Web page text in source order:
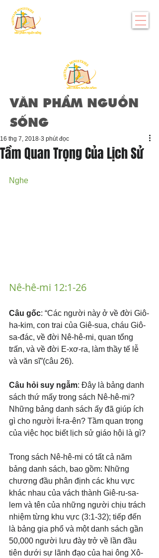
VĂN PHẨM NGUỒN
SỐNG
Tầm Quan Trọng Của Lịch Sử
16 thg 7, 2018 3 phút đọc
Nghe
Nê-hê-mi 12:1-26
Câu gốc: “Các người này ở về đời Giô-
ha-kim, con trai của Giê-sua, cháu Giô-
sa-đác, về đời Nê-hê-mi, quan tổng
trấn, và về đời E-xơ-ra, làm thầy tế lễ
và văn sĩ”(câu 26).
Câu hỏi suy ngẫm: Đây là bảng danh
sách thứ mấy trong sách Nê-hê-mi?
Những bảng danh sách ấy đã giúp ích
gì cho người Ít-ra-ên? Tầm quan trọng
của việc học biết lịch sử giáo hội là gì?
Trong sách Nê-hê-mi có tất cả năm
bảng danh sách, bao gồm: Những
chương đầu phân định các khu vực
khác nhau của vách thành Giê-ru-sa-
lem và tên của những người chịu trách
nhiệm từng khu vực (3:1-32); tiếp đến
là bảng gia phổ và một danh sách gần
50,000 người lưu đày trở về lần đầu
tiên dưới sự lãnh đạo của hai ông Xô-